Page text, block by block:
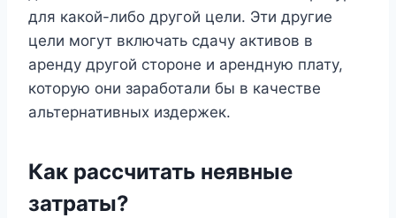
для какой-либо другой цели. Эти другие
цели могут включать сдачу активов в
аренду другой стороне и арендную плату,
которую они заработали бы в качестве
альтернативных издержек.
Как рассчитать неявные
затраты?